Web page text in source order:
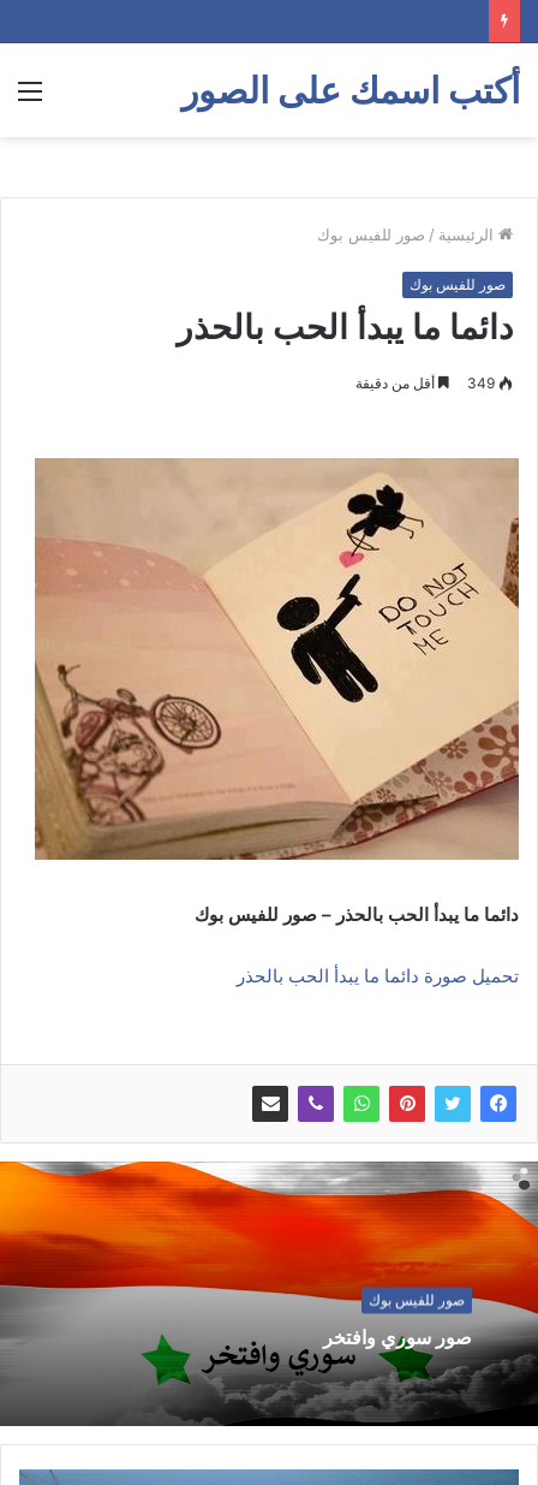
أكتب اسمك على الصور
الرئيسية / صور للفيس بوك
صور للفيس بوك
دائما ما يبدأ الحب بالحذر
349 أقل من دقيقة
دائما ما يبدأ الحب بالحذر – صور للفيس بوك
تحميل صورة دائما ما يبدأ الحب بالحذر
صور للفيس بوك
صور سوري وافتخر